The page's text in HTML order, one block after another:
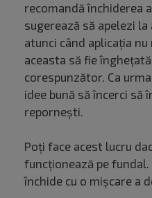
recomandă închiderea
sugerează să apelezi
atunci când aplicația nu
aceasta să fie
corespunzător. Ca
idee bună să încerci să
repornești.
Poți face acest lucru
funcționează pe fundal.
închide cu o mișcare a